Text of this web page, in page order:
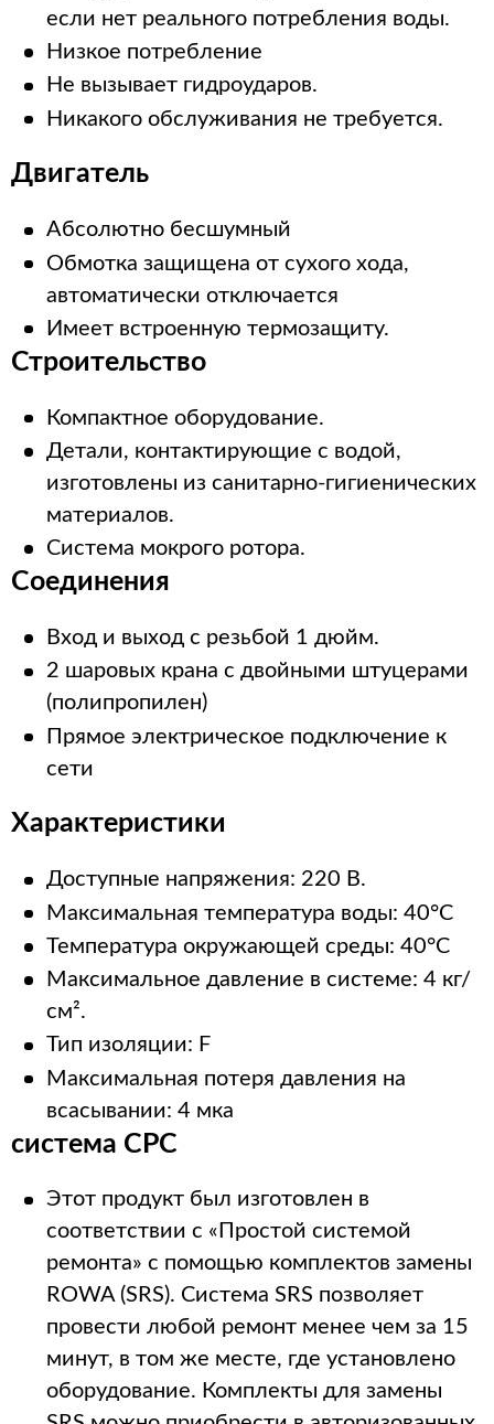
если нет реального потребления воды.
Низкое потребление
Не вызывает гидроударов.
Никакого обслуживания не требуется.
Двигатель
Абсолютно бесшумный
Обмотка защищена от сухого хода,
автоматически отключается
Имеет встроенную термозащиту.
Строительство
Компактное оборудование.
Детали, контактирующие с водой,
изготовлены из санитарно-гигиенических
материалов.
Система мокрого ротора.
Соединения
Вход и выход с резьбой 1 дюйм.
2 шаровых крана с двойными штуцерами
(полипропилен)
Прямое электрическое подключение к
сети
Характеристики
Доступные напряжения: 220 В.
Максимальная температура воды: 40°C
Температура окружающей среды: 40°C
Максимальное давление в системе: 4 кг/
см².
Тип изоляции: F
Максимальная потеря давления на
всасывании: 4 мка
система СРС
Этот продукт был изготовлен в
соответствии с «Простой системой
ремонта» с помощью комплектов замены
ROWA (SRS). Система SRS позволяет
провести любой ремонт менее чем за 15
минут, в том же месте, где установлено
оборудование. Комплекты для замены